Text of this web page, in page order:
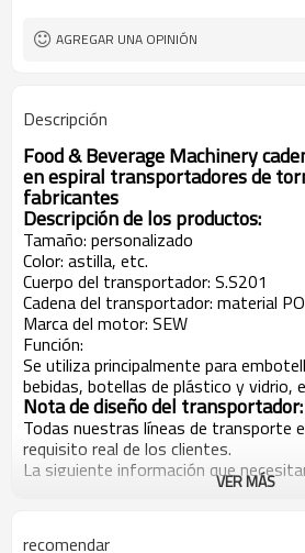
AGREGAR UNA OPINIÓN
Descripción
Food & Beverage Machinery
en espiral transportadores de
fabricantes
Descripción de los productos:
Tamaño: personalizado
Color: astilla, etc.
Cuerpo del transportador: S.S201
Cadena del transportador: material
Marca del motor: SEW
Función:
Se utiliza principalmente para
bebidas, botellas de plástico y vidrio,
Nota de diseño del transportador:
Todas nuestras líneas de transporte
requisito real de los clientes.
La siguiente información que
de nuestro proyecto de diseño y
2. Su información sobre los artículos
VER MÁS
recomendar